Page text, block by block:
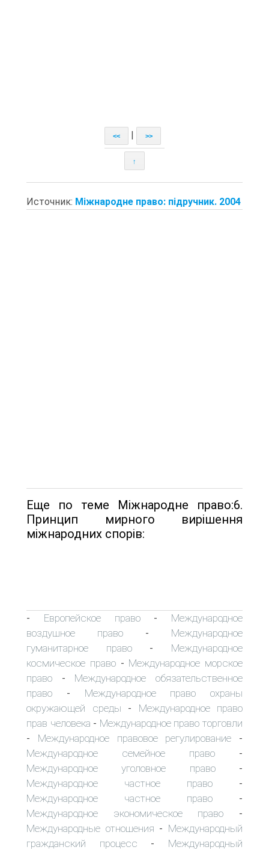
<< >>
↑
Источник: Міжнародне право: підручник. 2004
Еще по теме Міжнародне право:6.
Принцип мирного вирішення
міжнародних спорів:
- Европейское право- Международное
воздушное право - Международное
гуманитарное право- Международное
космическое право- Международное морское
право - Международное обязательственное
право - Международное право охраны
окружающей среды - Международное право
прав человека - Международное право торговли
- Международное правовое регулирование -
Международное семейное право -
Международное уголовное право-
Международное частное право -
Международное частное право -
Международное экономическое право -
Международные отношения - Международный
гражданский процесс - Международный